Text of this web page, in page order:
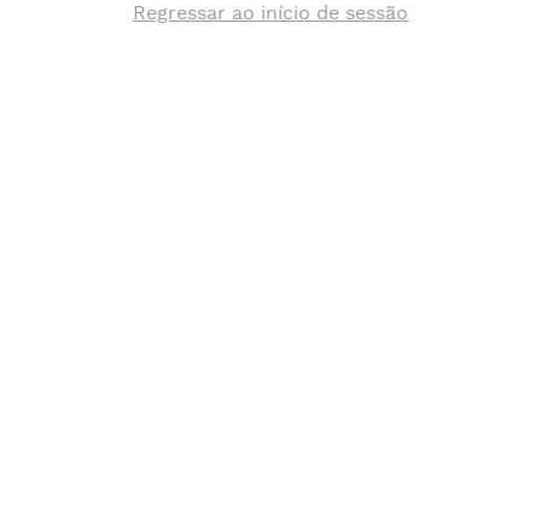
Regressar ao início de sessão